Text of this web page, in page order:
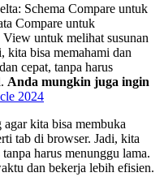
Schema Compare untuk
Compare untuk
untuk melihat susunan
kita bisa memahami dan
cepat, tanpa harus
Anda mungkin juga ingin
2024
kita bisa membuka
tab di browser. Jadi, kita
harus menunggu lama.
dan bekerja lebih efisien.